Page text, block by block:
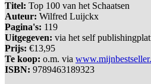
Titel: Top 100 van het Schaatsen
Auteur: Wilfred Luijckx
Pagina's: 119
Uitgegeven: via het self
Prijs: €13,95
Te koop: o.m. via
ISBN: 9789463189323